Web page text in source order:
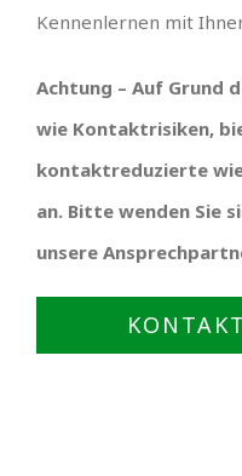
Kennenlernen mit
Achtung – Auf Grund
wie Kontaktrisiken,
kontaktreduzierte
an. Bitte wenden Sie
unsere